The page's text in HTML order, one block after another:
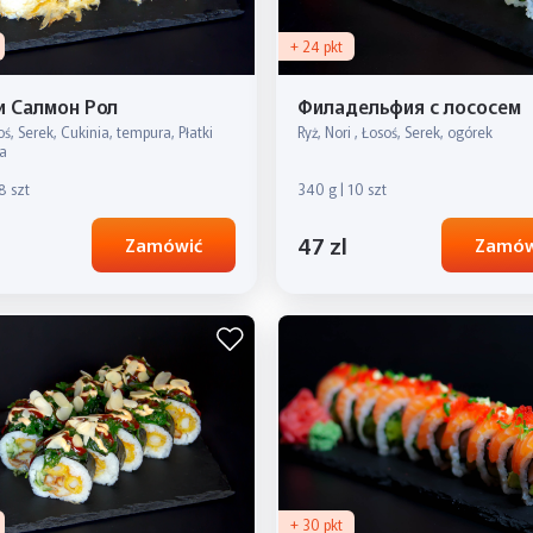
Салмон Рол
Serek, Cukinia, tempura, Płatki
szt
Zamówić
+ 24 pkt
Филадельфия с лососем
Ryż, Nori , Łosoś, Serek, ogórek
340 g | 10 szt
47 zl
+ 30 pkt